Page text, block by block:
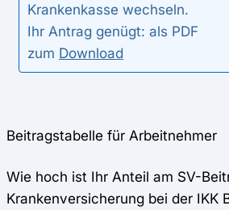
Krankenkasse wechseln.
Ihr Antrag genügt: als PDF
zum Download
Beitragstabelle für Arbeitnehmer
Wie hoch ist Ihr Anteil am SV-
Krankenversicherung bei der IKK